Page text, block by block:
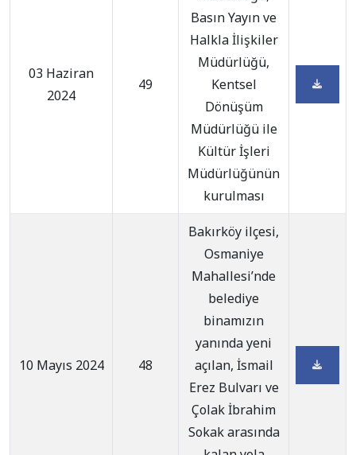
03 Haziran
2024
49
Basın Yayın ve
Halkla İlişkiler
Müdürlüğü,
Kentsel
Dönüşüm
Müdürlüğü ile
Kültür İşleri
Müdürlüğünün
kurulması
10 Mayıs 2024 48
Bakırköy ilçesi,
Osmaniye
Mahallesi’nde
belediye
binamızın
yanında yeni
açılan, İsmail
Erez Bulvarı ve
Çolak İbrahim
Sokak arasında